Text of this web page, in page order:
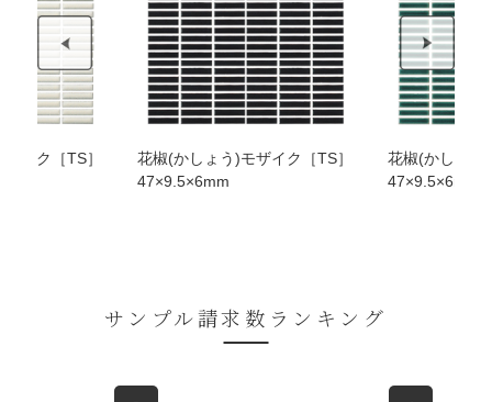
イク［TS］
花椒(かしょう)モザイク［TS］
47×9.5×6mm
花椒(かしょう
47×9.5×6mm
サンプル請求数ランキング